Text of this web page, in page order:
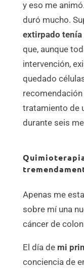
y eso me
duró mucho.
extirpado
que, aunque
intervención,
quedado
recomendación
tratamiento de
durante seis
Apenas me
sobre mí una
cáncer de
El día de mi
conciencia de